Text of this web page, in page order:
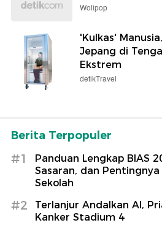
Wolipop
'Kulkas'
Jepang di
Ekstrem
detikTravel
Berita Terpopuler
#1
Panduan Lengkap BIAS
Sasaran, dan
Sekolah
#2
Terlanjur Andalkan AI,
Kanker Stadium 4